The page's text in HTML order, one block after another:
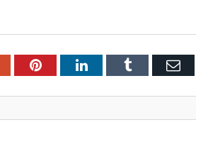
PinterestLinkedInTumblr Email